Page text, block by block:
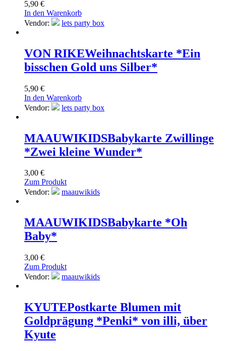
5,90 €
In den Warenkorb
Vendor:
lets party box
VON RIKEWeihnachtskarte *Ein
bisschen Gold uns Silber*
5,90 €
In den Warenkorb
Vendor:
lets party box
MAAUWIKIDSBabykarte Zwillinge
*Zwei kleine Wunder*
3,00 €
Zum Produkt
Vendor:
maauwikids
MAAUWIKIDSBabykarte *Oh
Baby*
3,00 €
Zum Produkt
Vendor:
maauwikids
KYUTEPostkarte Blumen mit
Goldprägung *Penki* von illi, über
Kyute